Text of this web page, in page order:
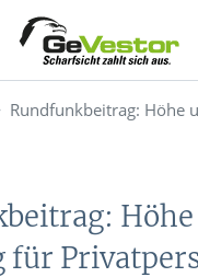
Rundfunkbeitrag: Höhe
für